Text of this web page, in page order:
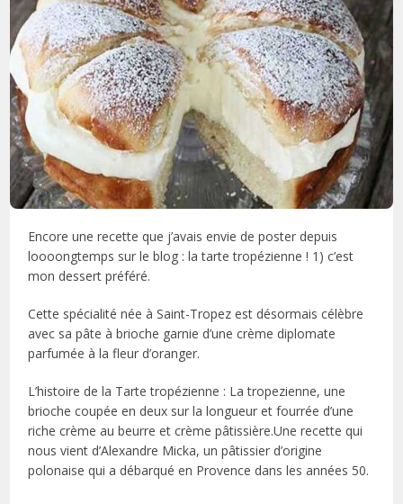
Encore une recette que j’avais envie de poster depuis
loooongtemps sur le blog : la tarte tropézienne ! 1) c’est
mon dessert préféré.
Cette spécialité née à Saint-Tropez est désormais célèbre
avec sa pâte à brioche garnie d’une crème diplomate
parfumée à la fleur d’oranger.
L’histoire de la Tarte tropézienne : La tropezienne, une
brioche coupée en deux sur la longueur et fourrée d’une
riche crème au beurre et crème pâtissière.Une recette qui
nous vient d’Alexandre Micka, un pâtissier d’origine
polonaise qui a débarqué en Provence dans les années 50.